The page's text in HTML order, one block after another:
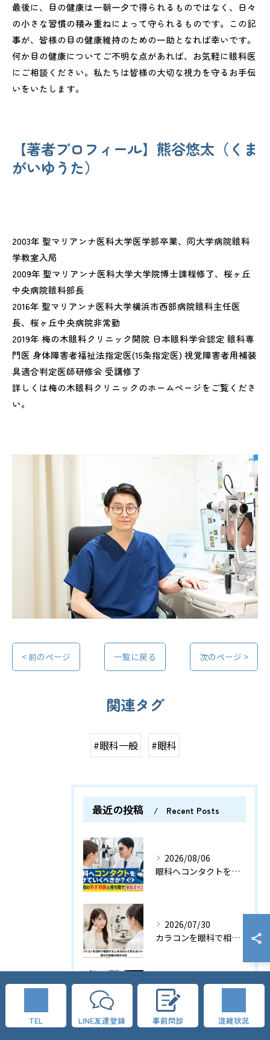
最後に、目の健康は一朝一夕で得られるものではなく、日々
の小さな習慣の積み重ねによって守られるものです。この記
事が、皆様の目の健康維持のための一助となれば幸いです。
何か目の健康についてご不明な点があれば、お気軽に眼科医
にご相談ください。私たちは皆様の大切な視力を守るお手伝
いをいたします。
【著者プロフィール】熊谷悠太（くま
がいゆうた）
2003年 聖マリアンナ医科大学医学部卒業、同大学病院眼科
学教室入局
2009年 聖マリアンナ医科大学大学院博士課程修了、桜ヶ丘
中央病院眼科部長
2016年 聖マリアンナ医科大学横浜市西部病院眼科主任医
長、桜ヶ丘中央病院非常勤
2019年 梅の木眼科クリニック開院 日本眼科学会認定 眼科専
門医 身体障害者福祉法指定医(15条指定医) 視覚障害者用補装
具適合判定医師研修会 受講修了
詳しくは梅の木眼科クリニックのホームページをご覧くださ
い。
< 前のページ 一覧に戻る 次のページ >
関連タグ
#眼科一般 #眼科
最近の投稿 Recent Posts
2026/08/06
眼科へコンタクトをつけていくべきか？検査別の外す判断と持ち物で無駄足ゼロの指南
2026/07/30
カラコンを眼科で相談するときはなんて言えばいい？受付や診察の例文付き
2026/07/24
TEL LINE友達登録 事前問診 混雑状況